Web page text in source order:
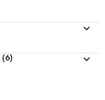
(6)